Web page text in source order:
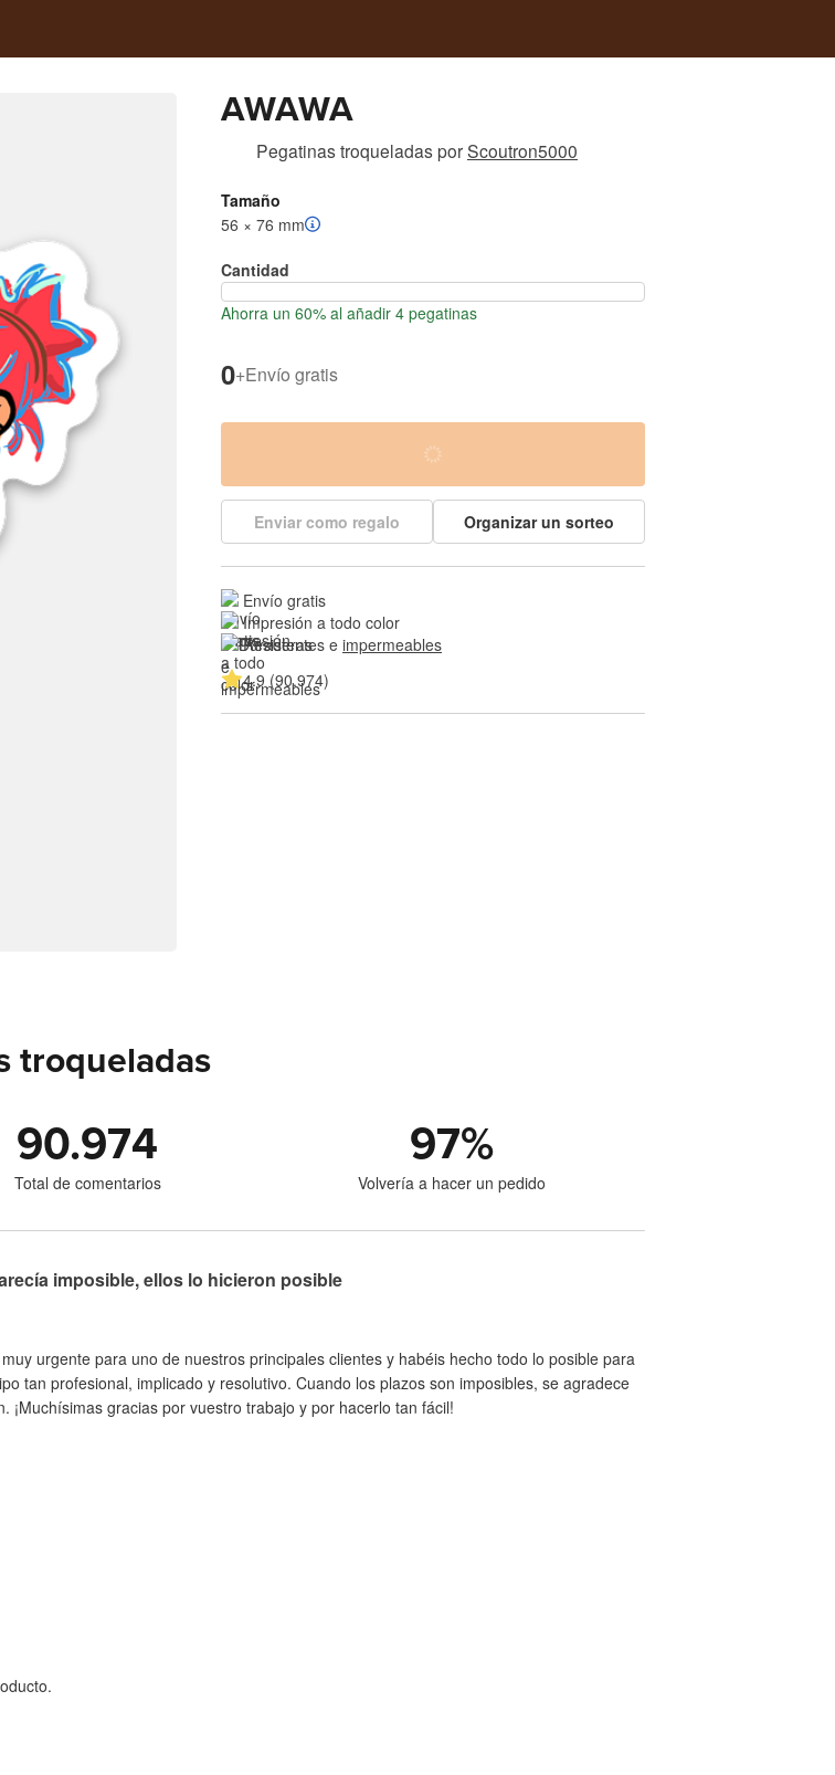
AWAWA
Pegatinas troqueladasporScoutron5000
Tamaño
56 × 76 mm
Cantidad
Ahorra un 60% al añadir 4 pegatinas
0+Envío gratis
Enviar como regalo Organizar un sorteo
Envío gratis
Impresión a todo color
Resistentes e impermeables
4.9 (90.974)
troqueladas
90.974
Total de comentarios
97%
Volvería a hacer un pedido
imposible, ellos lo hicieron posible
urgente para uno de nuestros principales clientes y habéis hecho todo lo posible para
tan profesional, implicado y resolutivo. Cuando los plazos son imposibles, se agradece
gracias por vuestro trabajo y por hacerlo tan fácil!